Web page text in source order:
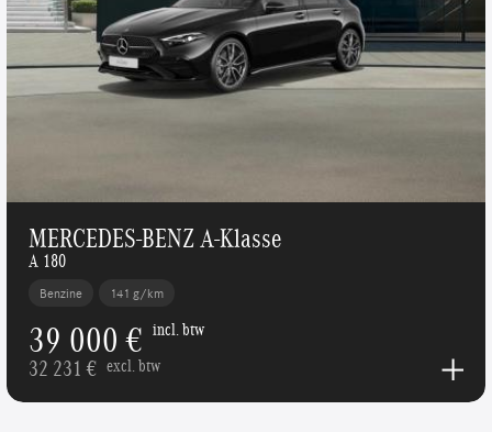
MERCEDES-BENZ A-Klasse
A 180
Benzine 141 g/km
39 000 € incl. btw
32 231 € excl. btw